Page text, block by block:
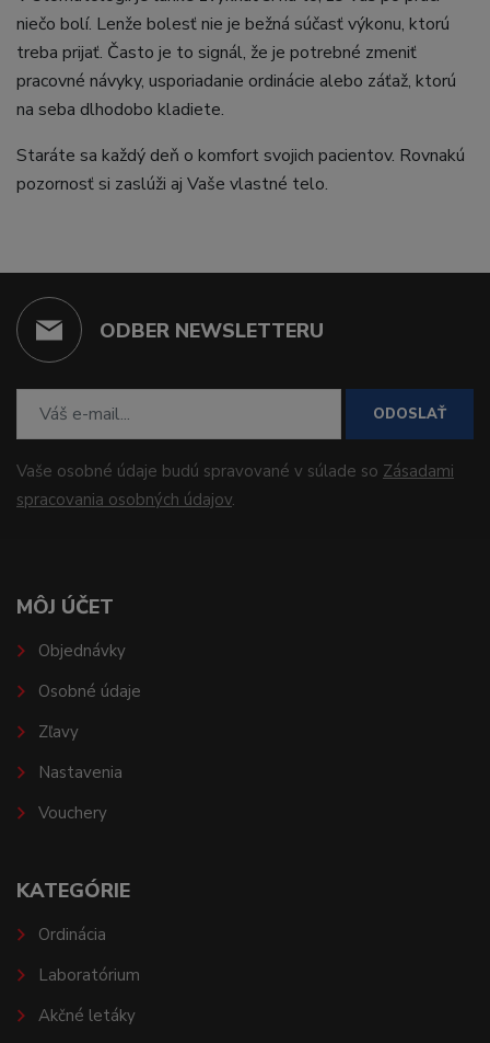
niečo bolí. Lenže bolesť nie je bežná súčasť výkonu, ktorú
treba prijať. Často je to signál, že je potrebné zmeniť
pracovné návyky, usporiadanie ordinácie alebo záťaž, ktorú
na seba dlhodobo kladiete.
Staráte sa každý deň o komfort svojich pacientov. Rovnakú
pozornosť si zaslúži aj Vaše vlastné telo.
ODBER NEWSLETTERU
ODOSLAŤ
Vaše osobné údaje budú spravované v súlade so Zásadami
spracovania osobných údajov.
MÔJ ÚČET
Objednávky
Osobné údaje
Zľavy
Nastavenia
Vouchery
KATEGÓRIE
Ordinácia
Laboratórium
Akčné letáky